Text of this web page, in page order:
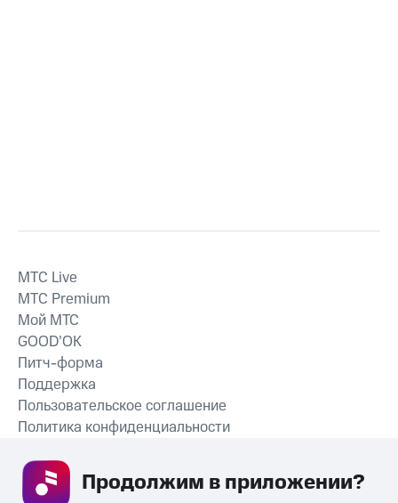
СКАЧАТЬ ПРИЛОЖЕНИЕ
MTС Live
MTС Premium
Мой МТС
GOOD’OK
Питч-форма
Поддержка
Пользовательское соглашение
Политика конфиденциальности